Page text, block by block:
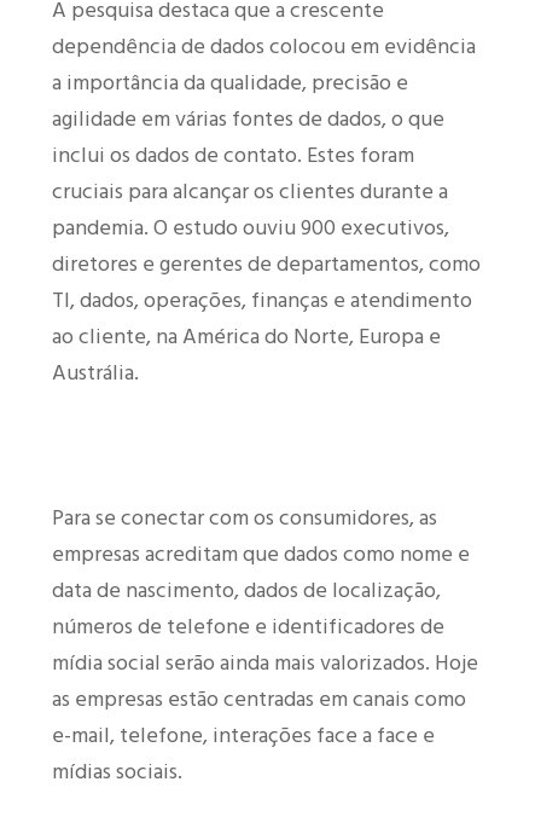
A pesquisa destaca que a crescente
dependência de dados colocou em evidência
a importância da qualidade, precisão e
agilidade em várias fontes de dados, o que
inclui os dados de contato. Estes foram
cruciais para alcançar os clientes durante a
pandemia. O estudo ouviu 900 executivos,
diretores e gerentes de departamentos, como
TI, dados, operações, finanças e atendimento
ao cliente, na América do Norte, Europa e
Austrália.
Para se conectar com os consumidores, as
empresas acreditam que dados como nome e
data de nascimento, dados de localização,
números de telefone e identificadores de
mídia social serão ainda mais valorizados. Hoje
as empresas estão centradas em canais como
e-mail, telefone, interações face a face e
mídias sociais.